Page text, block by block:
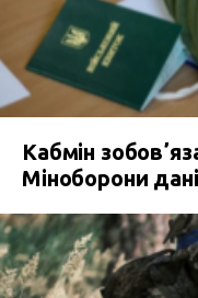
Кабмін
Міноборони